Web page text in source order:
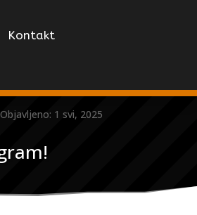
Kontakt
Objavljeno: 1 svi, 2025